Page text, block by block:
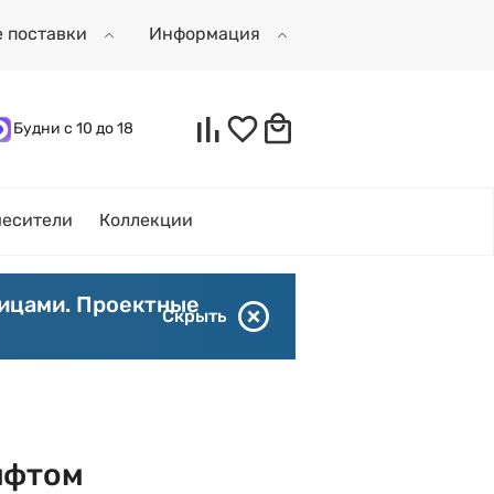
поставки Информация
Будни с 10 до 18
Коллекции
Проектные
Скрыть